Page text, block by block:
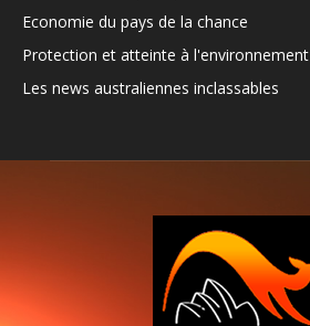
Economie du pays de la chance
Protection et atteinte à l'environnement
Les news australiennes inclassables